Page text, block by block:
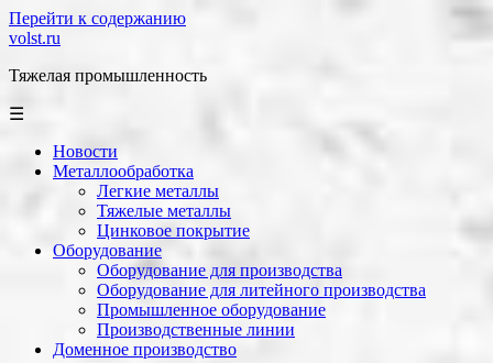
Перейти к содержанию
volst.ru
Тяжелая промышленность
☰
Новости
Металлообработка
Легкие металлы
Тяжелые металлы
Цинковое покрытие
Оборудование
Оборудование для производства
Оборудование для литейного производства
Промышленное оборудование
Производственные линии
Доменное производство